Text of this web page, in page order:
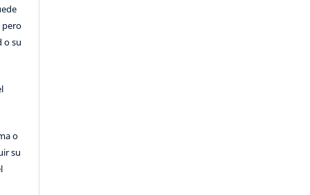
pero
o su
o
su